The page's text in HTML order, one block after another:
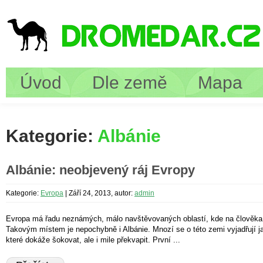
Úvod Dle země Mapa
Kategorie: Albánie
Albánie: neobjevený ráj Evropy
Kategorie: Evropa Září 24, 2013, autor: admin
Evropa má řadu neznámých, málo navštěvovaných oblastí, kde na
Takovým místem je nepochybně i Albánie. Mnozí se o této zemi vyjadřují
které dokáže šokovat, ale i mile překvapit. První ...